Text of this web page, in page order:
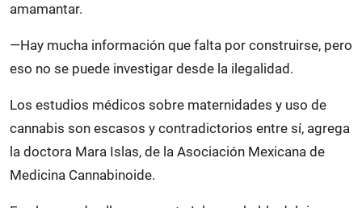
amamantar.
—Hay mucha información que falta por construirse, pero
eso no se puede investigar desde la ilegalidad.
Los estudios médicos sobre maternidades y uso de
cannabis son escasos y contradictorios entre sí, agrega
la doctora Mara Islas, de la Asociación Mexicana de
Medicina Cannabinoide.